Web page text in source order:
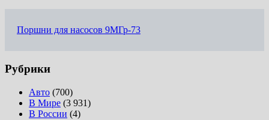
Поршни для насосов 9МГр-73
Рубрики
Авто (700)
В Мире (3 931)
В России (4)